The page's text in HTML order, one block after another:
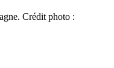
Crédit photo :